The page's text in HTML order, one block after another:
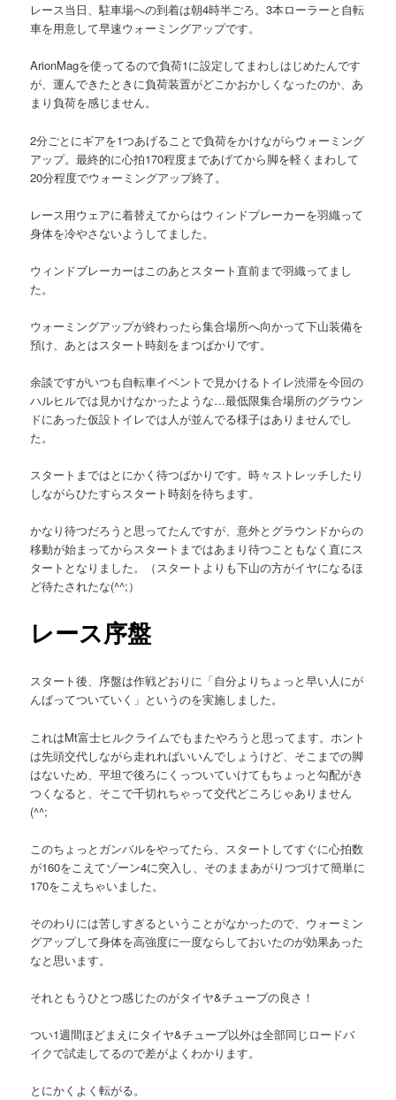
レース当日、駐車場への到着は朝4時半ごろ。3本ローラーと自転
車を用意して早速ウォーミングアップです。
ArionMagを使ってるので負荷1に設定してまわしはじめたんです
が、運んできたときに負荷装置がどこかおかしくなったのか、あ
まり負荷を感じません。
2分ごとにギアを1つあげることで負荷をかけながらウォーミング
アップ。最終的に心拍170程度まであげてから脚を軽くまわして
20分程度でウォーミングアップ終了。
レース用ウェアに着替えてからはウィンドブレーカーを羽織って
身体を冷やさないようしてました。
ウィンドブレーカーはこのあとスタート直前まで羽織ってまし
た。
ウォーミングアップが終わったら集合場所へ向かって下山装備を
預け、あとはスタート時刻をまつばかりです。
余談ですがいつも自転車イベントで見かけるトイレ渋滞を今回の
ハルヒルでは見かけなかったような…最低限集合場所のグラウン
ドにあった仮設トイレでは人が並んでる様子はありませんでし
た。
スタートまではとにかく待つばかりです。時々ストレッチしたり
しながらひたすらスタート時刻を待ちます。
かなり待つだろうと思ってたんですが、意外とグラウンドからの
移動が始まってからスタートまではあまり待つこともなく直にス
タートとなりました。（スタートよりも下山の方がイヤになるほ
ど待たされたな(^^;）
レース序盤
スタート後、序盤は作戦どおりに「自分よりちょっと早い人にが
んばってついていく」というのを実施しました。
これはMt富士ヒルクライムでもまたやろうと思ってます。ホント
は先頭交代しながら走れればいいんでしょうけど、そこまでの脚
はないため、平坦で後ろにくっついていけてもちょっと勾配がき
つくなると、そこで千切れちゃって交代どころじゃありません
(^^;
このちょっとガンバルをやってたら、スタートしてすぐに心拍数
が160をこえてゾーン4に突入し、そのままあがりつづけて簡単に
170をこえちゃいました。
そのわりには苦しすぎるということがなかったので、ウォーミン
グアップして身体を高強度に一度ならしておいたのが効果あった
なと思います。
それともうひとつ感じたのがタイヤ&チューブの良さ！
つい1週間ほどまえにタイヤ&チューブ以外は全部同じロードバ
イクで試走してるので差がよくわかります。
とにかくよく転がる。